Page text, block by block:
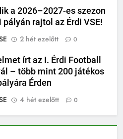
a 2026–2027-es szezon
pályán rajtol az Érdi VSE!
2 hét ezelőtt 0
írt az I. Érdi Football
– több mint 200 játékos
Érden
4 hét ezelőtt 0